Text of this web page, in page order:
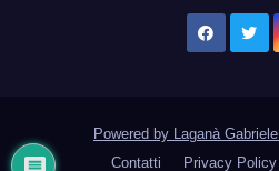
Powered by Laganà Gabriele
Contatti
Privacy Policy